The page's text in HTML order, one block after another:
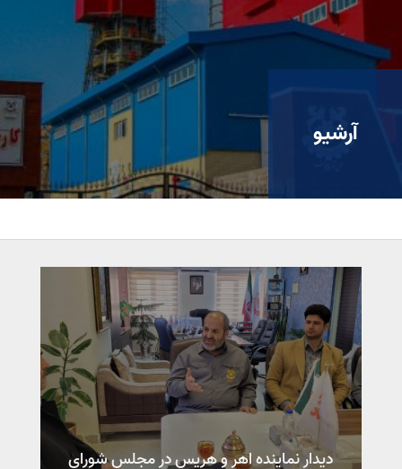
آرشیو
دیدار نماینده اهر و هریس در مجلس شورای